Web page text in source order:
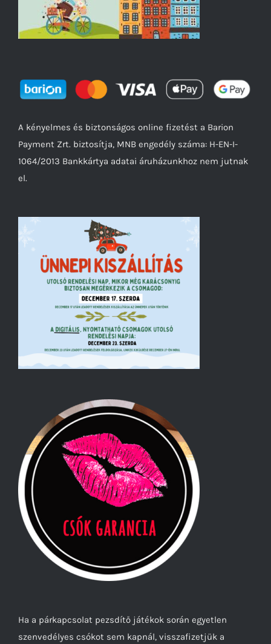
A kényelmes és biztonságos online fizetést a Barion
Payment Zrt. biztosítja, MNB engedély száma: H-EN-I-
1064/2013 Bankkártya adatai áruházunkhoz nem jutnak
el.
Ha a párkapcsolat pezsdítő játékok során egyetlen
szenvedélyes csókot sem kapnál, visszafizetjük a